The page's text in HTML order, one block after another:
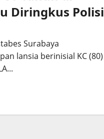
Diringkus Polisi
Surabaya
lansia berinisial KC (80)